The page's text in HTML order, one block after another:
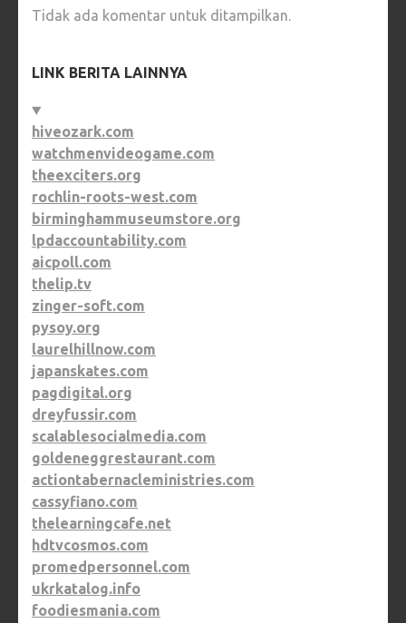
Tidak ada komentar untuk ditampilkan.
LINK BERITA LAINNYA
hiveozark.com
watchmenvideogame.com
theexciters.org
rochlin-roots-west.com
birminghammuseumstore.org
lpdaccountability.com
aicpoll.com
thelip.tv
zinger-soft.com
pysoy.org
laurelhillnow.com
japanskates.com
pagdigital.org
dreyfussir.com
scalablesocialmedia.com
goldeneggrestaurant.com
actiontabernacleministries.com
cassyfiano.com
thelearningcafe.net
hdtvcosmos.com
promedpersonnel.com
ukrkatalog.info
foodiesmania.com